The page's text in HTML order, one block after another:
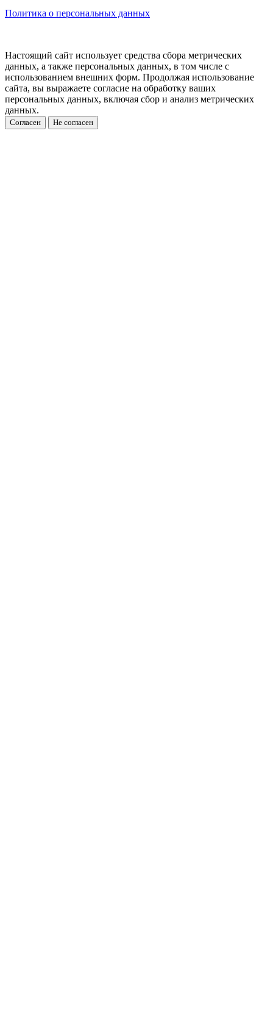
Политика о персональных данных
Настоящий сайт использует средства сбора метрических
данных, а также персональных данных, в том числе с
использованием внешних форм. Продолжая использование
сайта, вы выражаете согласие на обработку ваших
персональных данных, включая сбор и анализ метрических
данных.
Согласен Не согласен